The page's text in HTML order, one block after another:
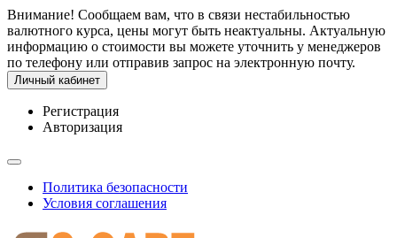
Внимание! Сообщаем вам, что в связи нестабильностью
валютного курса, цены могут быть неактуальны. Актуальную
информацию о стоимости вы можете уточнить у менеджеров
по телефону или отправив запрос на электронную почту.
Личный кабинет
Регистрация
Авторизация
Политика безопасности
Условия соглашения